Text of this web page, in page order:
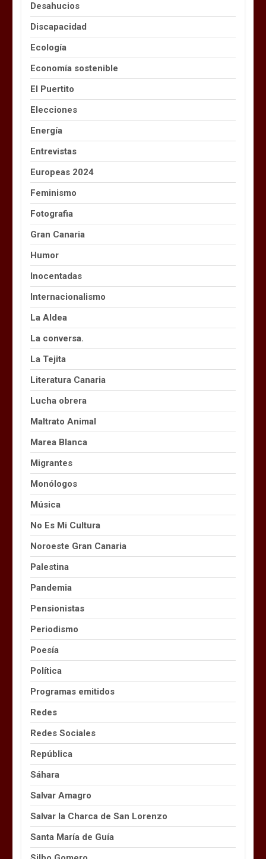
Desahucios
Discapacidad
Ecología
Economía sostenible
El Puertito
Elecciones
Energía
Entrevistas
Europeas 2024
Feminismo
Fotografia
Gran Canaria
Humor
Inocentadas
Internacionalismo
La Aldea
La conversa.
La Tejita
Literatura Canaria
Lucha obrera
Maltrato Animal
Marea Blanca
Migrantes
Monólogos
Música
No Es Mi Cultura
Noroeste Gran Canaria
Palestina
Pandemia
Pensionistas
Periodismo
Poesía
Política
Programas emitidos
Redes
Redes Sociales
República
Sáhara
Salvar Amagro
Salvar la Charca de San Lorenzo
Santa María de Guía